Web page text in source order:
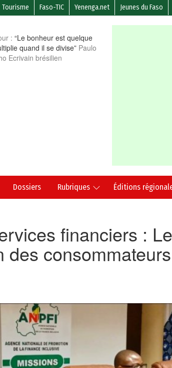
Tourisme Faso-TIC Yenenga.net Jeunes du Faso
: “Le bonheur est quelque
quand il se divise” Paulo
Ecrivain brésilien
Dossiers Rubriques Éditions
financiers :
des